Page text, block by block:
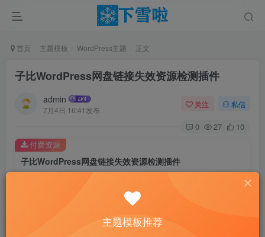
首页 主题模板 WordPress主题 正文
子比WordPress网盘链接失效资源检测插件
admin
7月4日 16:41发布
关注 私信
0 27 10
子比WordPress网盘链接失效资源检测插件
此内容为付费资源，请付费后查看
0.01
免费
付费资源
主题模板推荐